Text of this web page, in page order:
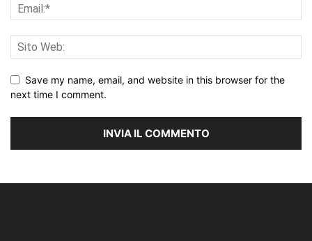
Save my name, email, and website in this browser for the
next time I comment.